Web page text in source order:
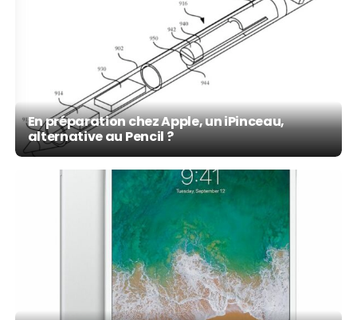
En préparation chez Apple, un iPinceau,
alternative au Pencil ?